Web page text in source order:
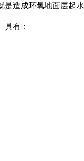
是造成环氧地面层起水
具有：